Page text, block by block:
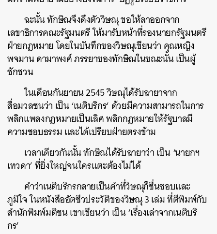
ฉะนั้น ทักษิณจึงดึงตัววิษณุ ขอให้ลาออกจาก
เลขาธิการคณะรัฐมนตรี ให้มารับหน้าที่รองนายกรัฐมนตรี
ฝ่ายกฎหมาย โดยในบันทึกของวิษณุเขียนว่า คุณหญิง
พจมาน ดามาพงศ์ ภรรยาของทักษิณในขณะนั้น เป็นผู้
ชักชวน
ในเดือนกันยายน 2545 วิษณุได้รับฉายาจาก
สื่อมวลชนว่า เป็น ‘เนติบริกร’ ด้วยมีความสามารถในการ
พลิกแพลงกฎหมายเป็นเลิศ พลิกกฎหมายให้รัฐบาลมี
ความชอบธรรม และได้เปรียบฝ่ายตรงข้าม
เวลาเดียวกันนั้น ทักษิณได้รับฉายาว่า เป็น ‘นายกฯ
เทวดา’ ที่ยิ่งใหญ่จนใครแตะต้องไม่ได้
คำว่าเนติบริกรกลายเป็นคำที่วิษณุก็ชื่นชอบและ
ภูมิใจ ในหนังสืออัตชีวประวัติของวิษณุ 3 เล่ม ที่ตีพิมพ์กับ
สำนักพิมพ์มติชน เขาเขียนว่า เป็น ‘เรื่องเล่าจากเนติบริ
กร’